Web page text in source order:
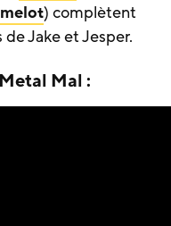
) complètent
Jake et Jesper.
Mal :